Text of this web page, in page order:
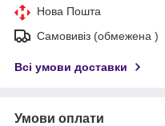
Нова Пошта
Самовивіз (обмежена )
Всі умови доставки
Умови оплати